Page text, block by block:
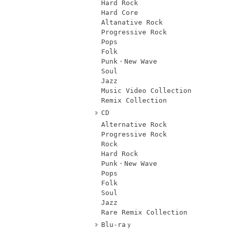
Hard Rock
Hard Core
Altanative Rock
Progressive Rock
Pops
Folk
Punk・New Wave
Soul
Jazz
Music Video Collection
Remix Collection
CD
Alternative Rock
Progressive Rock
Rock
Hard Rock
Punk・New Wave
Pops
Folk
Soul
Jazz
Rare Remix Collection
Blu-raｙ